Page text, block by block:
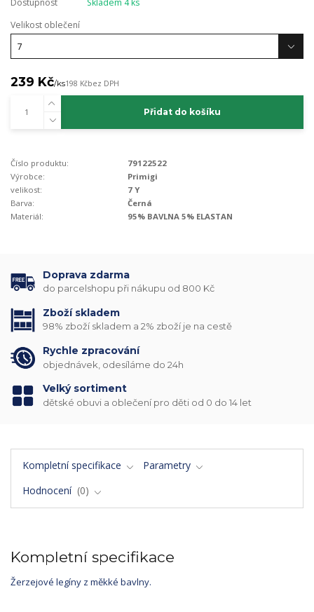
Dostupnost
Skladem 4 ks
Velikost oblečení
239 Kč/ks198 Kčbez DPH
Přidat do košíku
Číslo produktu:
79122522
Výrobce:
Primigi
velikost:
7 Y
Barva:
Černá
Materiál:
95% BAVLNA 5% ELASTAN
Doprava zdarma
do parcelshopu při nákupu od 800 Kč
Zboží skladem
98% zboží skladem a 2% zboží je na cestě
Rychle zpracování
objednávek, odesíláme do 24h
Velký sortiment
dětské obuvi a oblečení pro děti od 0 do 14 let
Kompletní specifikace
Parametry
Hodnocení
0
Kompletní specifikace
Žerzejové legíny z měkké bavlny.